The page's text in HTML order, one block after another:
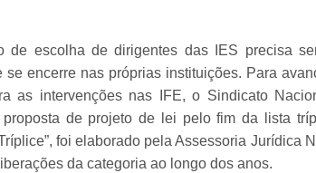
de escolha de dirigentes das IES precisa
encerre nas próprias instituições. Para
as intervenções nas IFE, o Sindicato
de projeto de lei pelo fim da lista
foi elaborado pela Assessoria Jurídica
da categoria ao longo dos anos.